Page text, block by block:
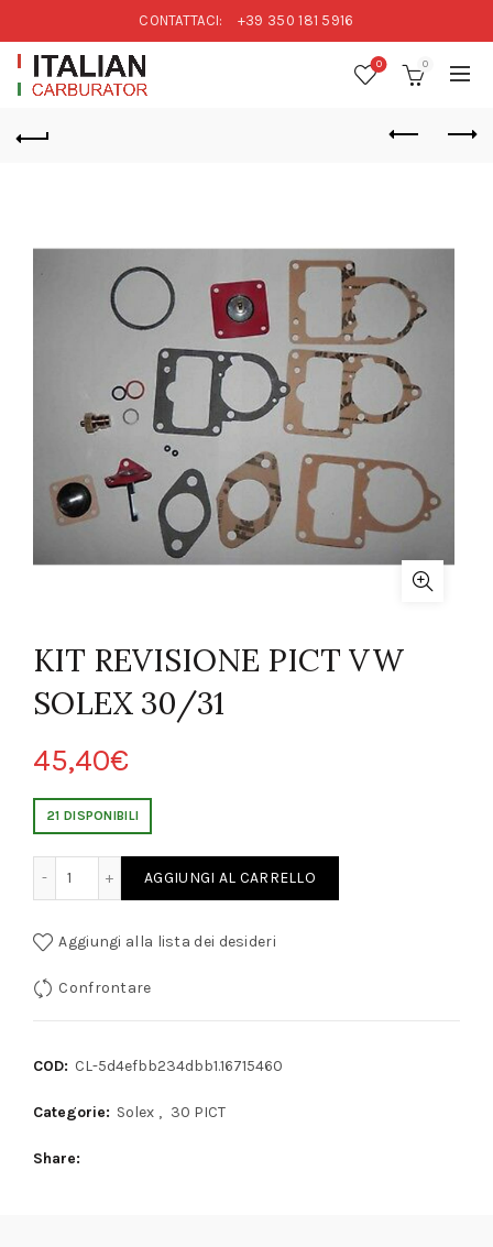
CONTATTACI: +39 350 181 5916
0 0
KIT REVISIONE PICT VW
SOLEX 30/31
45,40€
21 DISPONIBILI
AGGIUNGI AL CARRELLO
Aggiungi alla lista dei desideri
Confrontare
COD: CL-5d4efbb234dbb1.16715460
Categorie: Solex , 30 PICT
Share